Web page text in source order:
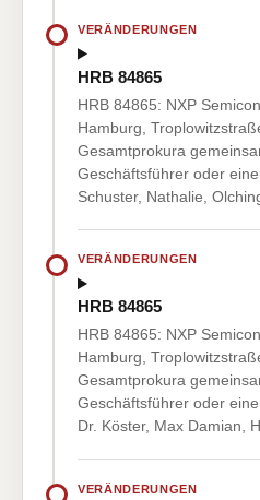
VERÄNDERUNGEN
HRB 84865
HRB 84865: NXP
Hamburg,
Gesamtprokura
Geschäftsführer oder
Schuster, Nathalie,
VERÄNDERUNGEN
HRB 84865
HRB 84865: NXP
Hamburg,
Gesamtprokura
Geschäftsführer oder
Dr. Köster, Max Damian,
VERÄNDERUNGEN